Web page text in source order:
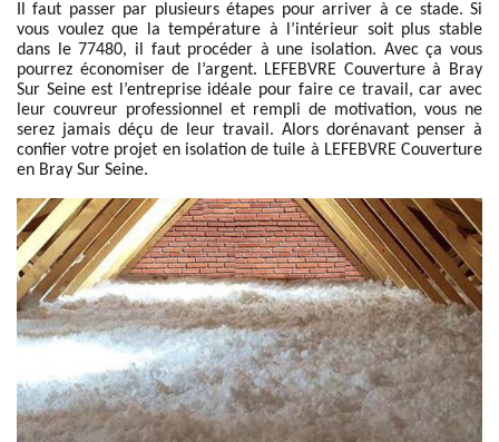
Il faut passer par plusieurs étapes pour arriver à ce stade. Si
vous voulez que la température à l’intérieur soit plus stable
dans le 77480, il faut procéder à une isolation. Avec ça vous
pourrez économiser de l’argent. LEFEBVRE Couverture à Bray
Sur Seine est l’entreprise idéale pour faire ce travail, car avec
leur couvreur professionnel et rempli de motivation, vous ne
serez jamais déçu de leur travail. Alors dorénavant penser à
confier votre projet en isolation de tuile à LEFEBVRE Couverture
en Bray Sur Seine.